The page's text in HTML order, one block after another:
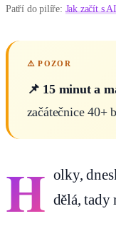
Patří do pilíře: Jak začít s
📌 15 minut a
začátečnice 40+
H olky,
dělá, tady